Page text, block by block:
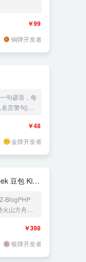
￥99
铜牌开发者
句谚语，每
言警句|一
￥48
金牌开发者
豆包 Kimi
网站群发
BlogPHP
火山方舟
xAI
。它不仅可
￥398
银牌开发者